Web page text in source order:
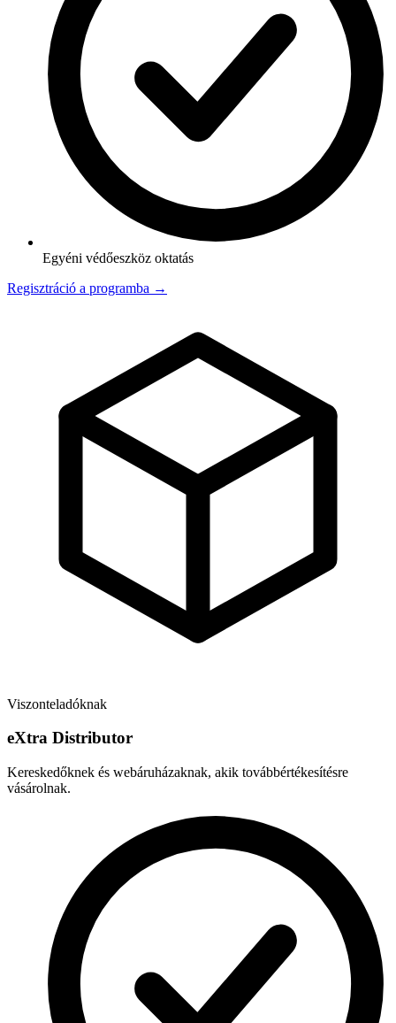
Egyéni védőeszköz oktatás
Regisztráció a programba →
Viszonteladóknak
eXtra Distributor
Kereskedőknek és webáruházaknak, akik továbbértékesítésre
vásárolnak.